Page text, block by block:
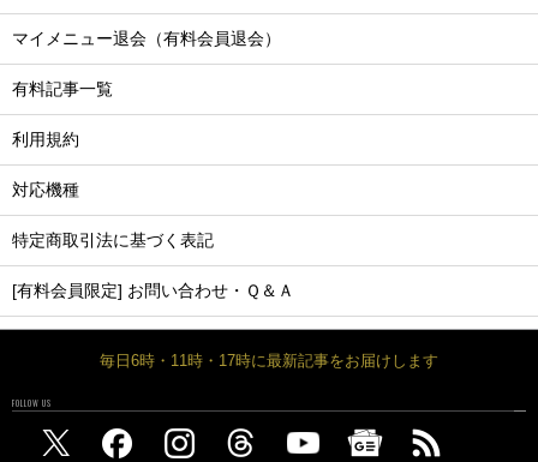
マイメニュー退会（有料会員退会）
有料記事一覧
利用規約
対応機種
特定商取引法に基づく表記
[有料会員限定] お問い合わせ・Ｑ＆Ａ
毎日6時・11時・17時に最新記事をお届けします
FOLLOW US